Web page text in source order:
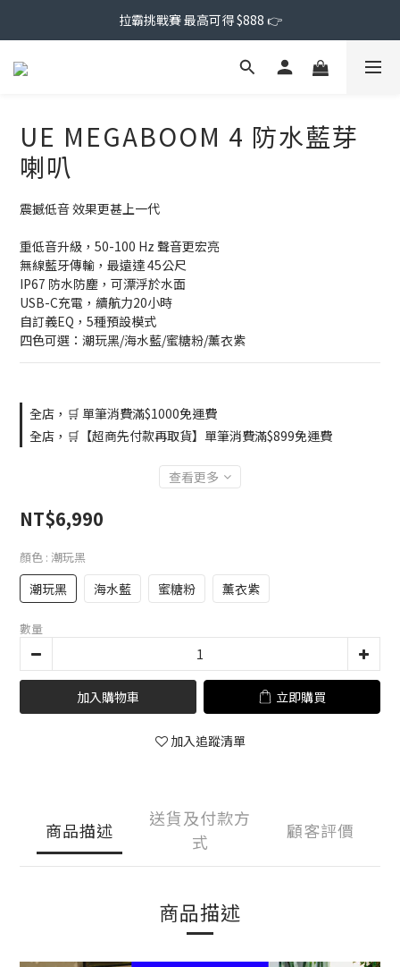
拉霸挑戰賽 最高可得 $888 👉
UE MEGABOOM 4 防水藍芽
喇叭
震撼低音 效果更甚上一代
重低音升級，50-100 Hz 聲音更宏亮
無線藍牙傳輸，最遠達 45公尺
IP67 防水防塵，可漂浮於水面
USB-C充電，續航力20小時
自訂義EQ，5種預設模式
四色可選：潮玩黑/海水藍/蜜糖粉/薰衣紫
全店，🛒 單筆消費滿$1000免運費
全店，🛒【超商先付款再取貨】單筆消費滿$899免運費
查看更多
NT$6,990
顏色 : 潮玩黑
潮玩黑 海水藍 蜜糖粉 薰衣紫
數量
加入購物車 立即購買
加入追蹤清單
商品描述
送貨及付款方
式
顧客評價
商品描述